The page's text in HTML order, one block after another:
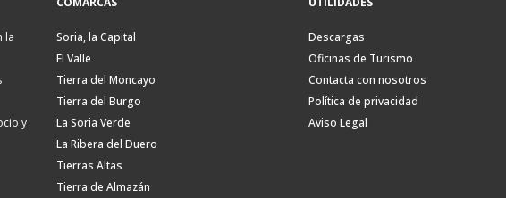
la
y
Soria, la Capital
El Valle
Tierra del Moncayo
Tierra del Burgo
La Soria Verde
La Ribera del Duero
Tierras Altas
Tierra de Almazán
Descargas
Oficinas de Turismo
Contacta con nosotros
Política de privacidad
Aviso Legal